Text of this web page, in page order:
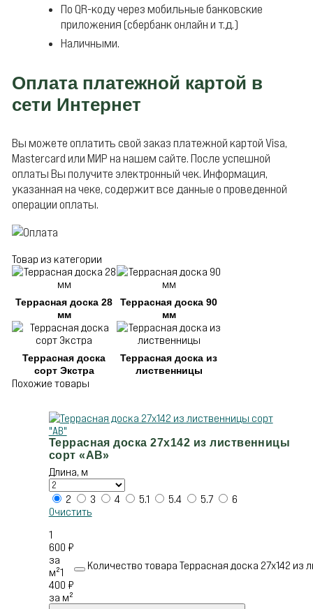
По QR-коду через мобильные банковские
приложения (сбербанк онлайн и т.д.)
Наличными.
Оплата платежной картой в
сети Интернет
Вы можете оплатить свой заказ платежной картой Visa,
Mastercard или МИР на нашем сайте. После успешной
оплаты Вы получите электронный чек. Информация,
указанная на чеке, содержит все данные о проведенной
операции оплаты.
Товар из категории
Террасная доска 28
мм
Террасная доска 90
мм
Террасная доска
сорт Экстра
Террасная доска из
лиственницы
Похожие товары
Террасная доска 27х142 из лиственницы
сорт «АВ»
Длина, м
2 3 4 5.1 5.4 5.7
6
Очистить
1
600 ₽
за
м²1
400 ₽
за м²
Количество товара Террасная доска 27х142 из